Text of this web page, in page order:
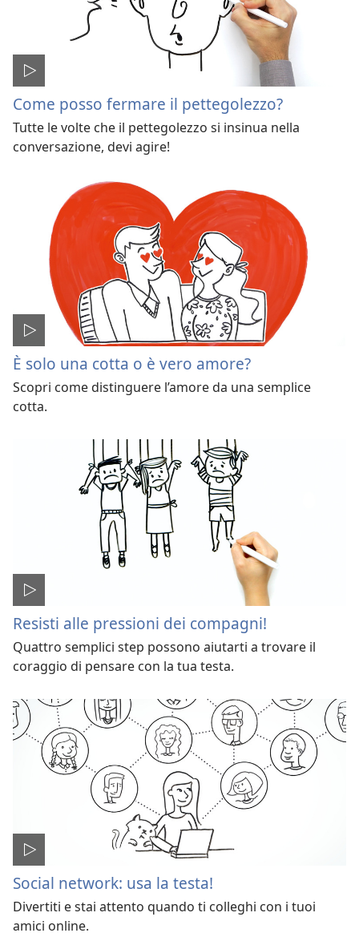
Come posso fermare il pettegolezzo?
Tutte le volte che il pettegolezzo si insinua nella
conversazione, devi agire!
È solo una cotta o è vero amore?
Scopri come distinguere l’amore da una semplice
cotta.
Resisti alle pressioni dei compagni!
Quattro semplici step possono aiutarti a trovare il
coraggio di pensare con la tua testa.
Social network: usa la testa!
Divertiti e stai attento quando ti colleghi con i tuoi
amici online.